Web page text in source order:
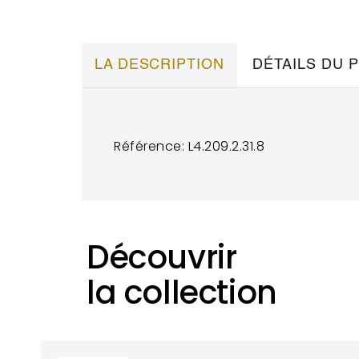
LA DESCRIPTION DÉTAILS DU
Référence: L4.209.2.31.8
Découvrir
la collection